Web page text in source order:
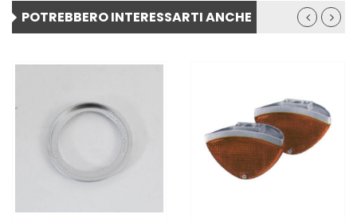
POTREBBERO INTERESSARTI ANCHE